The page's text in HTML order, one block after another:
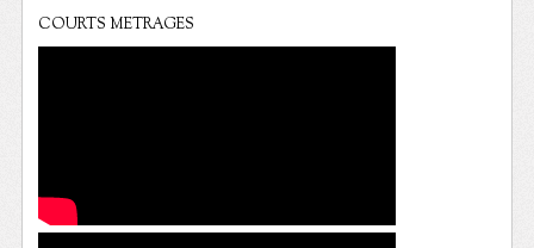
COURTS METRAGES